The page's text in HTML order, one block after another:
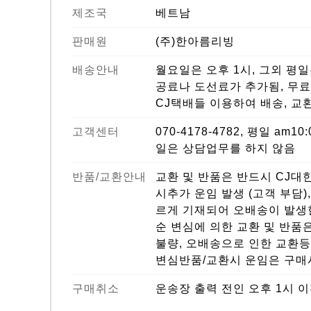
제조국 베트남
판매원 (주)한아름리빙
배송안내
월요일은 오후 1시, 그외 평
공료나 도선료가 추가됨, 무
CJ택배들 이용하여 배송, 교
고객센터
070-4178-4782, 평일
일은 상담업무를 하지 않음
반품/교환안내
교환 및 반품은 반드시 CJ대
시추가 운임 발생 (고객 부담
르게 기재되어 오배송이 발
순 변심에 의한 교환 및 반품
불량, 오배송으로 인한 교환
변심반품/교환시 운임은 구
구매취소 운송장 출력 전인 오후 1시